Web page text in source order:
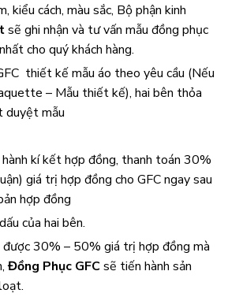
kiểu cách, màu sắc, Bộ phận kinh
sẽ ghi nhận và tư vấn mẫu đồng phục
cho quý khách hàng.
thiết kế mẫu áo theo yêu cầu (Nếu
– Mẫu thiết kế), hai bên thỏa
duyệt mẫu
kí kết hợp đồng, thanh toán 30%
giá trị hợp đồng cho GFC ngay sau
hợp đồng
của hai bên.
được 30% – 50% giá trị hợp đồng mà
Đồng Phục GFCsẽ tiến hành sản